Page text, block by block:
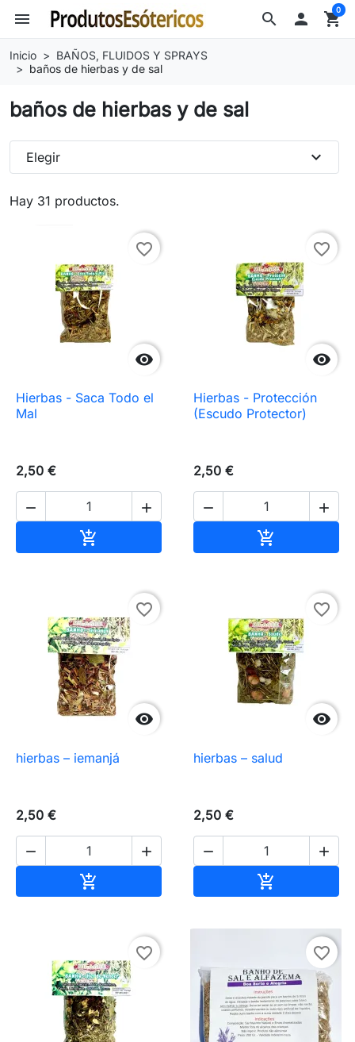
search
menu  shopping_cart
0
Inicio
BAÑOS, FLUIDOS Y SPRAYS
baños de hierbas y de sal
baños de hierbas y de sal
Hay 31 productos.
Elegir expand_more

favorite_border
Hierbas - Saca Todo el
Mal
2,50 €
 


favorite_border
Hierbas - Protección
(Escudo Protector)
2,50 €
 


favorite_border
hierbas – iemanjá
2,50 €
 


favorite_border
hierbas – salud
2,50 €
 

favorite_border favorite_border